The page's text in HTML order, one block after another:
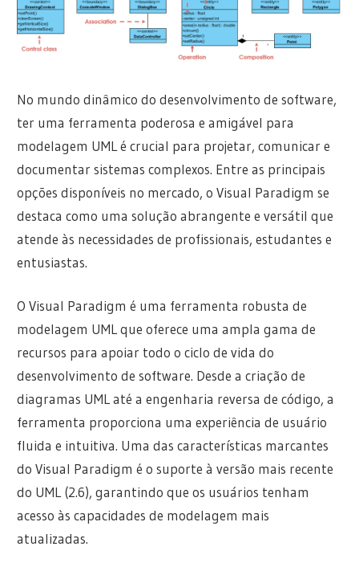
No mundo dinâmico do desenvolvimento de software,
ter uma ferramenta poderosa e amigável para
modelagem UML é crucial para projetar, comunicar e
documentar sistemas complexos. Entre as principais
opções disponíveis no mercado, o Visual Paradigm se
destaca como uma solução abrangente e versátil que
atende às necessidades de profissionais, estudantes e
entusiastas.
O Visual Paradigm é uma ferramenta robusta de
modelagem UML que oferece uma ampla gama de
recursos para apoiar todo o ciclo de vida do
desenvolvimento de software. Desde a criação de
diagramas UML até a engenharia reversa de código, a
ferramenta proporciona uma experiência de usuário
fluida e intuitiva. Uma das características marcantes
do Visual Paradigm é o suporte à versão mais recente
do UML (2.6), garantindo que os usuários tenham
acesso às capacidades de modelagem mais
atualizadas.